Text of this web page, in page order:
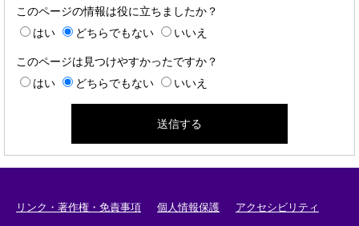
このページの情報は役に立ちましたか？
はい
どちらでもない いいえ
このページは見つけやすかったですか？
はい
どちらでもない いいえ
リンク・著作権・免責事項 個人情報保護 アクセシビリティ